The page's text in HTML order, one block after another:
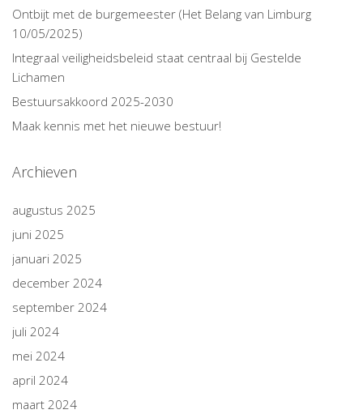
Ontbijt met de burgemeester (Het Belang van Limburg
10/05/2025)
Integraal veiligheidsbeleid staat centraal bij Gestelde
Lichamen
Bestuursakkoord 2025-2030
Maak kennis met het nieuwe bestuur!
Archieven
augustus 2025
juni 2025
januari 2025
december 2024
september 2024
juli 2024
mei 2024
april 2024
maart 2024